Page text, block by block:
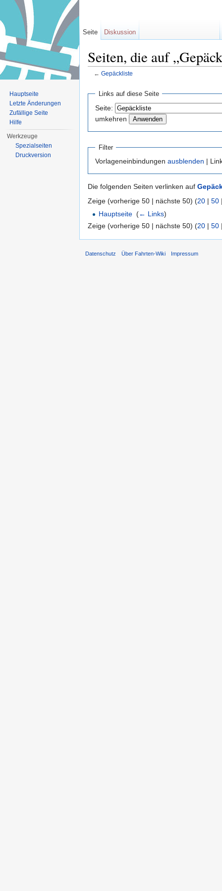
Seiten, die auf
← Gepäckliste
Links auf diese Seite
Seite:
umkehren
Filter
Vorlageneinbindungen ausblenden |
Die folgenden Seiten verlinken auf
Zeige (vorherige 50 | nächste 50) (20 | 50
Hauptseite (← Links)
Zeige (vorherige 50 | nächste 50) (20 | 50
Seite Diskussion
Hauptseite
Letzte Änderungen
Zufällige Seite
Hilfe
Werkzeuge
Spezialseiten
Druckversion
Datenschutz Über Fahrten-Wiki Impressum